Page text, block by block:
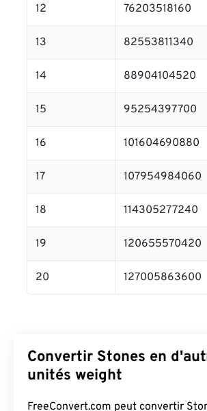
12 76203518160
13 82553811340
14 88904104520
15 95254397700
16 101604690880
17 107954984060
18 114305277240
19 120655570420
20 127005863600
Convertir Stones en
unités weight
FreeConvert.com peut convertir